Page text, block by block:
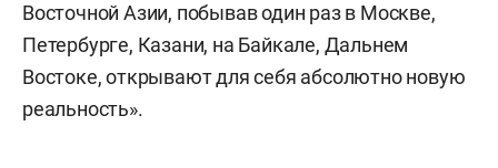
Восточной Азии, побывав один раз в Москве,
Петербурге, Казани, на Байкале, Дальнем
Востоке, открывают для себя абсолютно новую
реальность».